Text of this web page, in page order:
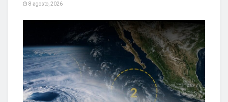
8 agosto, 2026